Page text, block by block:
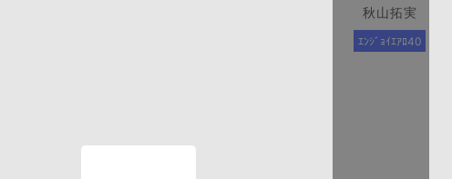
秋山拓実
ｴﾝｼﾞｮｲｴｱﾛ40